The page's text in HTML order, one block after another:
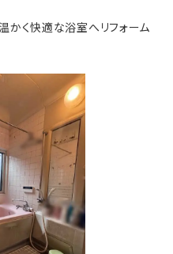
かく快適な浴室へリフォーム